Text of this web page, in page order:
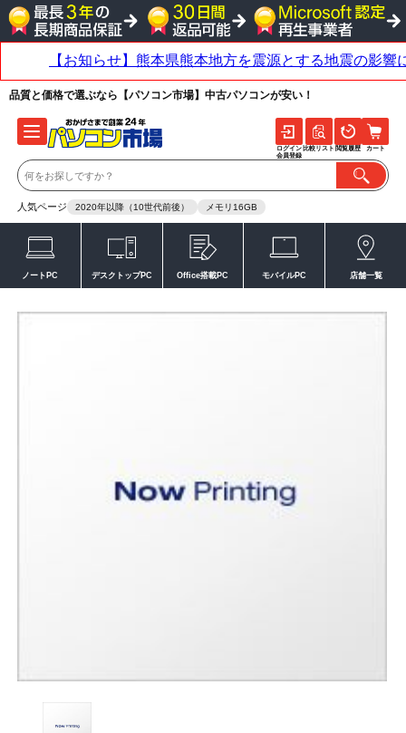
品質と価格で選ぶなら【パソコン市場】中古パソコンが安い！
人気ページ 2020年以降（10世代前後） メモリ16GB
ログイン
会員登録
比較リスト 閲覧履歴 カート
ノートPC デスクトップPC Office搭載PC モバイルPC 店舗一覧